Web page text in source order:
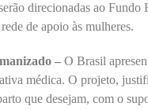
direcionadas ao
de apoio às mulheres.
– O Brasil
médica. O projeto,
que desejam, com o